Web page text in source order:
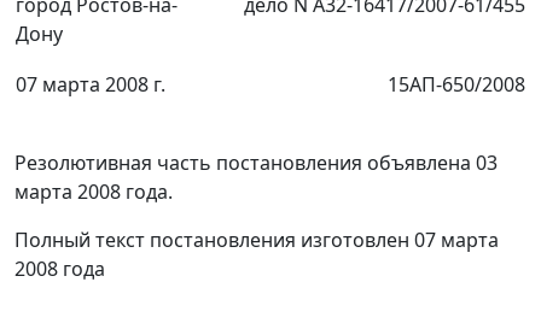
город Ростов-на-
Дону
дело N А32-16417/2007-61/455
07 марта 2008 г. 15АП-650/2008
Резолютивная часть постановления объявлена 03
марта 2008 года.
Полный текст постановления изготовлен 07 марта
2008 года